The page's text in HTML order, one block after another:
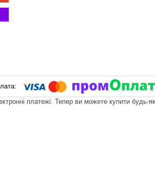
платежі. Тепер ви можете купити будь-